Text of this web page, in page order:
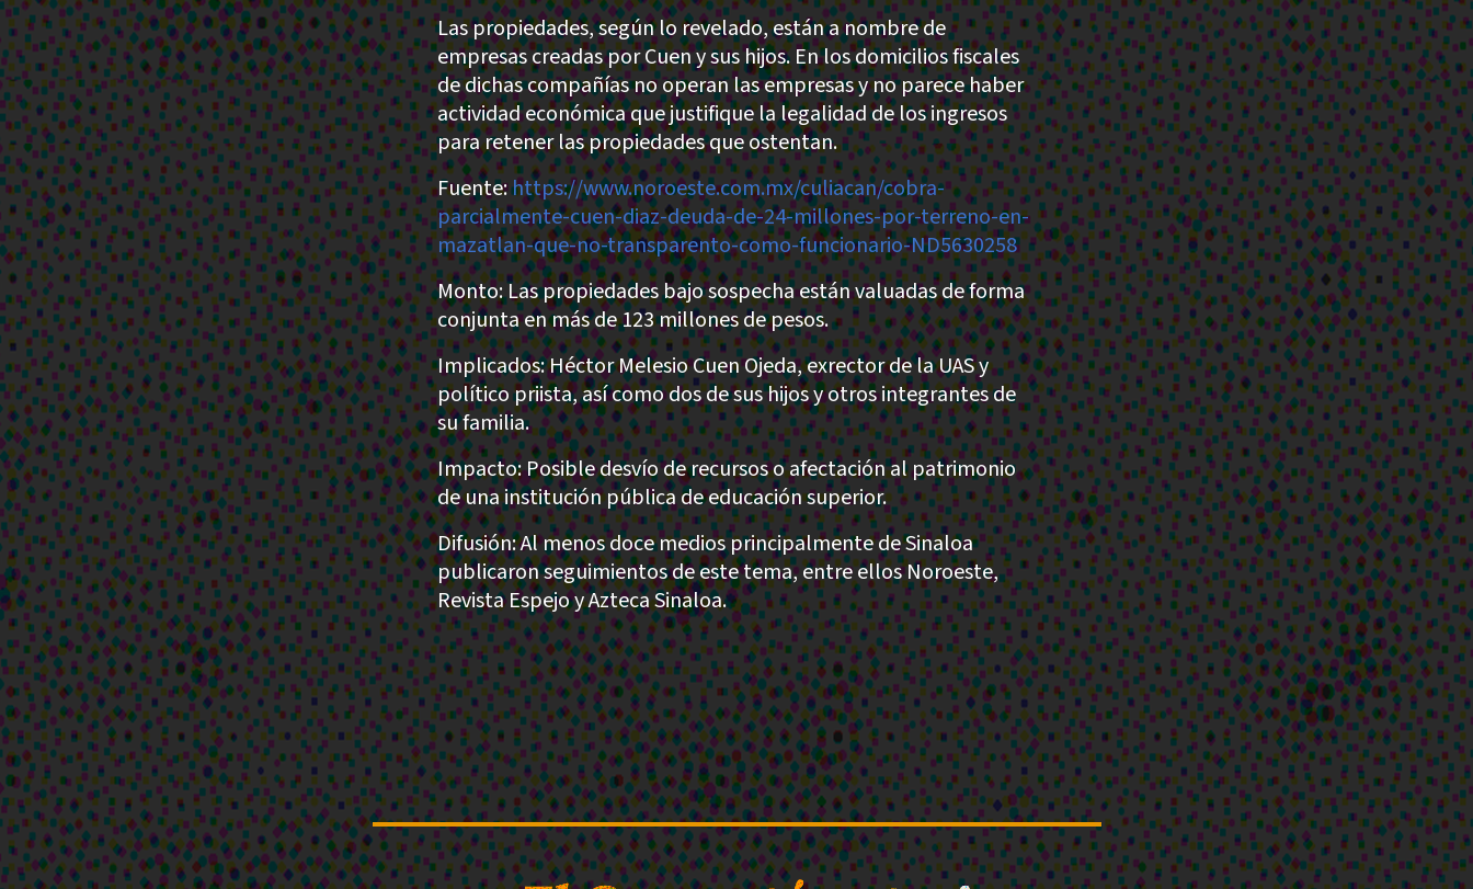
Las propiedades, según lo revelado, están a nombre de
empresas creadas por Cuen y sus hijos. En los domicilios fiscales
de dichas compañías no operan las empresas y no parece haber
actividad económica que justifique la legalidad de los ingresos
para retener las propiedades que ostentan.
Fuente:https://www.noroeste.com.mx/culiacan/cobra-
parcialmente-cuen-diaz-deuda-de-24-millones-por-terreno-en-
mazatlan-que-no-transparento-como-funcionario-ND5630258
Monto: Las propiedades bajo sospecha están valuadas de forma
conjunta en más de 123 millones de pesos.
Implicados: Héctor Melesio Cuen Ojeda, exrector de la UAS y
político priista, así como dos de sus hijos y otros integrantes de
su familia.
Impacto: Posible desvío de recursos o afectación al patrimonio
de una institución pública de educación superior.
Difusión: Al menos doce medios principalmente de Sinaloa
publicaron seguimientos de este tema, entre ellos Noroeste,
Revista Espejo y Azteca Sinaloa.